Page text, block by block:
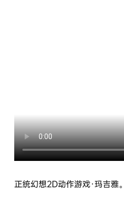
正统幻想2D动作游戏·玛吉雅